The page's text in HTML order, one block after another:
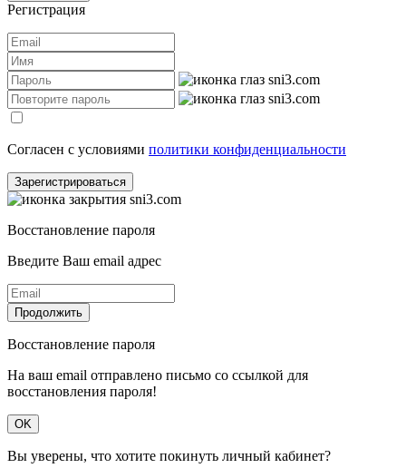
Регистрация
Согласен с условиями политики конфиденциальности
Зарегистрироваться
Восстановление пароля
Введите Ваш email адрес
Продолжить
Восстановление пароля
На ваш email отправлено письмо со ссылкой для
восстановления пароля!
OK
Вы уверены, что хотите покинуть личный кабинет?